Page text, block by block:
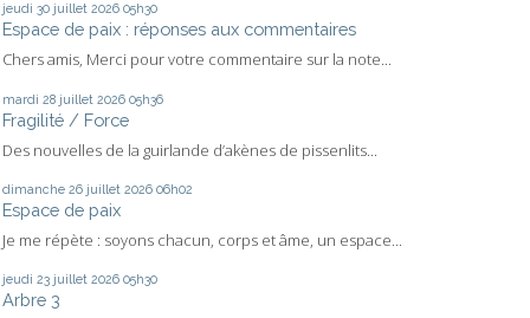
jeudi 30 juillet 2026 05h30
Espace de paix : réponses aux commentaires
Chers amis, Merci pour votre commentaire sur la note...
mardi 28 juillet 2026 05h36
Fragilité / Force
Des nouvelles de la guirlande d’akènes de pissenlits...
dimanche 26 juillet 2026 06h02
Espace de paix
Je me répète : soyons chacun, corps et âme, un espace...
jeudi 23 juillet 2026 05h30
Arbre 3